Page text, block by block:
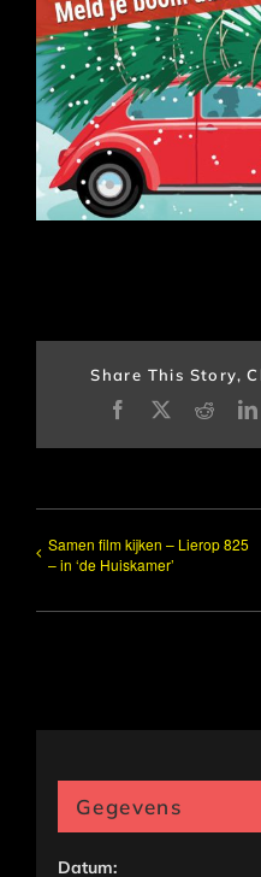
Share This Story,
Facebook
X Reddit
Samen film kijken – Lierop 825
– in ‘de Huiskamer’
Gegevens
Datum: